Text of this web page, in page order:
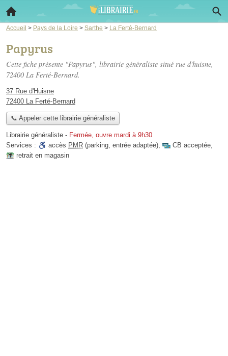
Accueil > Pays de la Loire > Sarthe > La Ferté-Bernard
Papyrus
Cette fiche présente "Papyrus", librairie généraliste situé rue d'huisne,
72400 La Ferté-Bernard.
37 Rue d'Huisne
72400 La Ferté-Bernard
📞 Appeler cette librairie généraliste
Librairie généraliste - Fermée, ouvre mardi à 9h30
Services :
accès PMR (parking, entrée adaptée), CB acceptée,
retrait en magasin